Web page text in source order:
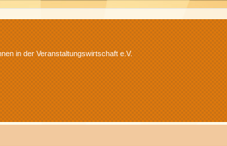
in der Veranstaltungswirtschaft e.V.